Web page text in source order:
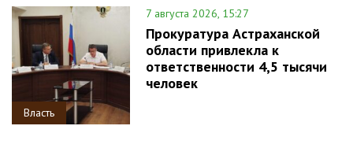
Власть
7 августа 2026, 15:27
Прокуратура Астраханской
области привлекла к
ответственности 4,5 тысячи
человек